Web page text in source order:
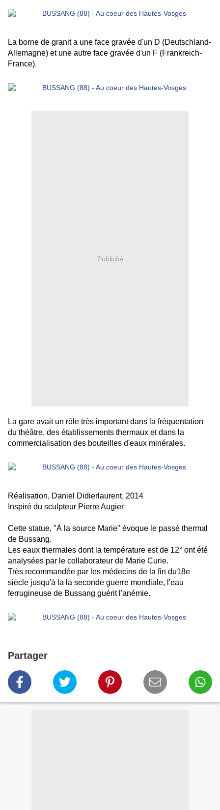
La borne de granit a une face gravée d'un D (Deutschland-
Allemagne) et une autre face gravée d'un F (Frankreich-
France).
Publicité
La gare avait un rôle très important dans la fréquentation
du théâtre, des établissements thermaux et dans la
commercialisation des bouteilles d'eaux minérales.
Réalisation, Daniel Didierlaurent, 2014
Inspiré du sculpteur Pierre Augier
Cette statue, "À la source Marie" évoque le passé thermal
de Bussang.
Les eaux thermales dont la température est de 12° ont été
analysées par le collaborateur de Marie Curie.
Très recommandée par les médecins de la fin du18e
siècle jusqu'à la la seconde guerre mondiale, l'eau
ferrugineuse de Bussang guérit l'anémie.
Partager